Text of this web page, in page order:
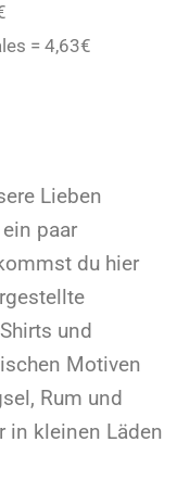
= 4,63€
Lieben
paar
du hier
und
Motiven
Rum und
in kleinen Läden